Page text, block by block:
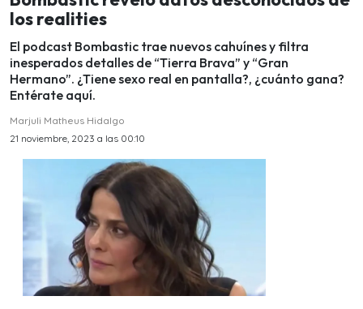
los realities
El podcast Bombastic trae nuevos cahuínes y filtra
inesperados detalles de “Tierra Brava” y “Gran
Hermano”. ¿Tiene sexo real en pantalla?, ¿cuánto gana?
Entérate aquí.
Marjuli Matheus Hidalgo
21 noviembre, 2023 a las 00:10